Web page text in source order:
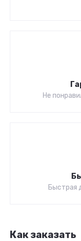
Не
Быстрая
Как заказать